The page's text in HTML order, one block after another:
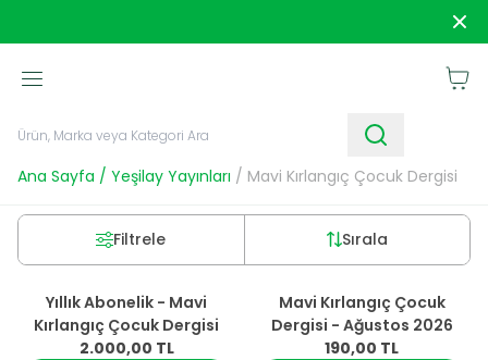
Ana Sayfa / Yeşilay Yayınları / Mavi Kırlangıç Çocuk Dergisi
Filtrele Sırala
Yıllık Abonelik - Mavi
Kırlangıç Çocuk Dergisi
2.000,00 TL
YENIMavi Kırlangıç Çocuk
Dergisi - Ağustos 2026
190,00 TL